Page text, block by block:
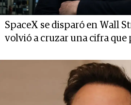
SpaceX se disparó en Wall
volvió a cruzar una cifra que